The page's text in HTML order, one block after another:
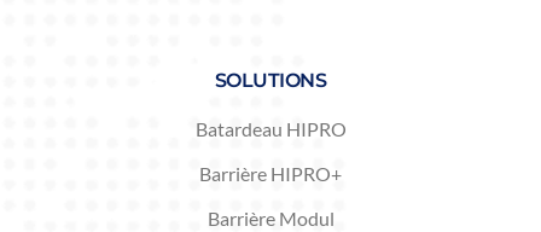
SOLUTIONS
Batardeau HIPRO
Barrière HIPRO+
Barrière Modul